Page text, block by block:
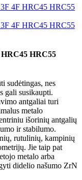
HRC55
sudėtingas, nes
gali susikaupti.
antgaliai turi
metalo
išorinių antgalių
ir stabilumo.
rutulinių, kampinių
Jie taip pat
metalo arba
didelio našumo ZrN